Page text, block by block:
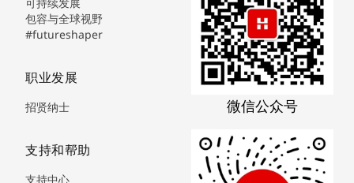
包容与全球视野
#futureshaper
职业发展
招贤纳士
支持和帮助
支持中心
微信公众号